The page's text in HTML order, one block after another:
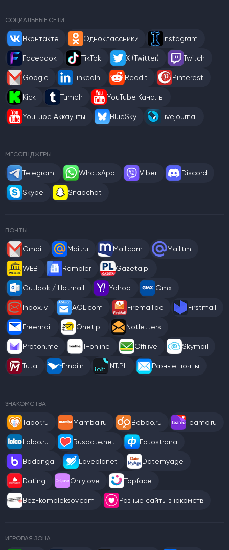
СОЦИАЛЬНЫЕ СЕТИ
Вконтакте Одноклассники Instagram
Facebook TikTok X (Twitter) Twitch
Google LinkedIn Reddit Pinterest
Kick Tumblr YouTube Каналы
YouTube Аккаунты BlueSky Livejournal
МЕССЕНДЖЕРЫ
Telegram WhatsApp Viber Discord
Skype Snapchat
ПОЧТЫ
Gmail Mail.ru Mail.com Mail.tm
WEB Rambler Gazeta.pl
Outlook / Hotmail Yahoo Gmx
Inbox.lv AOL.com Firemail.de Firstmail
Freemail Onet.pl Notletters
Proton.me T-online Offilive Skymail
Tuta Emailn INT.PL Разные почты
ЗНАКОМСТВА
Tabor.ru Mamba.ru Beboo.ru Teamo.ru
Loloo.ru Rusdate.net Fotostrana
Badanga Loveplanet Datemyage
Dating Onlylove Topface
Bez-kompleksov.com Разные сайты знакомств
ИГРОВАЯ ЗОНА